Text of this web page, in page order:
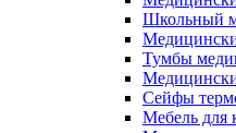
Школьный
Тумбы
Сейфы
Мебель для